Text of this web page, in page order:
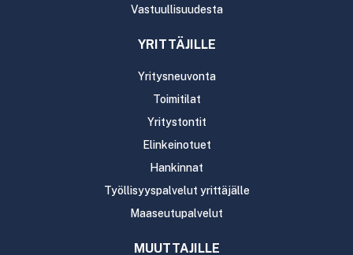
Vastuullisuudesta
YRITTÄJILLE
Yritysneuvonta
Toimitilat
Yritystontit
Elinkeinotuet
Hankinnat
Työllisyyspalvelut yrittäjälle
Maaseutupalvelut
MUUTTAJILLE